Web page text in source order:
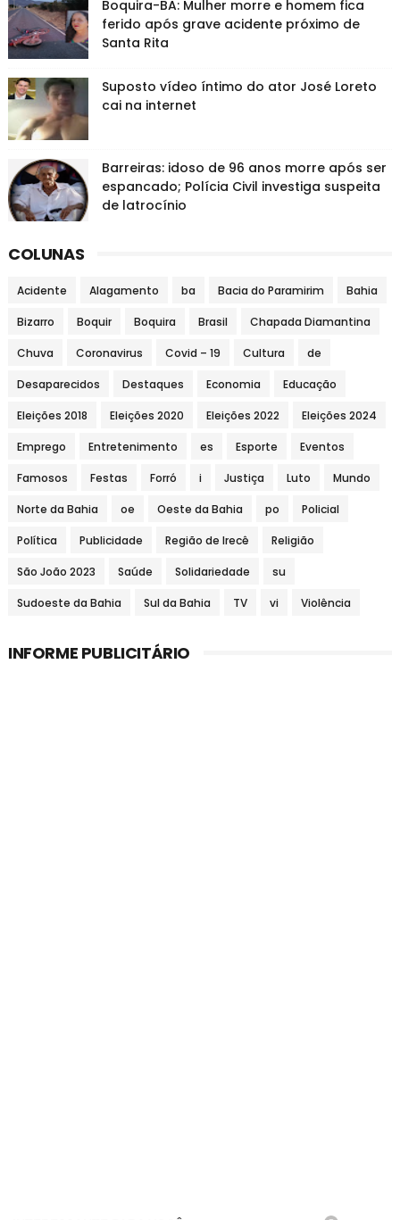
Boquira-BA: Mulher morre e homem fica
ferido após grave acidente próximo de
Santa Rita
Suposto vídeo íntimo do ator José Loreto
cai na internet
Barreiras: idoso de 96 anos morre após ser
espancado; Polícia Civil investiga suspeita
de latrocínio
COLUNAS
Acidente Alagamento ba Bacia do Paramirim Bahia
Bizarro Boquir Boquira Brasil Chapada Diamantina
Chuva Coronavirus Covid – 19 Cultura de
Desaparecidos Destaques Economia Educação
Eleições 2018 Eleições 2020 Eleições 2022 Eleições 2024
Emprego Entretenimento es Esporte Eventos
Famosos Festas Forró i Justiça Luto Mundo
Norte da Bahia oe Oeste da Bahia po Policial
Política Publicidade Região de Irecê Religião
São João 2023 Saúde Solidariedade su
Sudoeste da Bahia Sul da Bahia TV vi Violência
INFORME PUBLICITÁRIO